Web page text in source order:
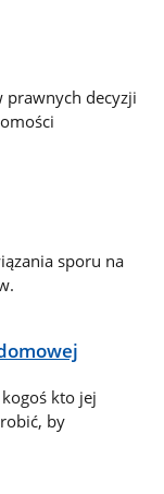
prawnych decyzji
sporu na
kto jej
by